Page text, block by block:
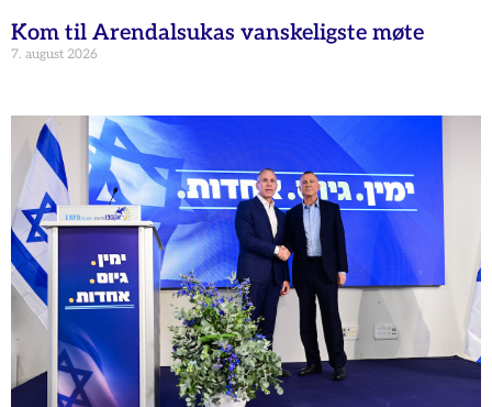
Kom til Arendalsukas vanskeligste møte
7. august 2026